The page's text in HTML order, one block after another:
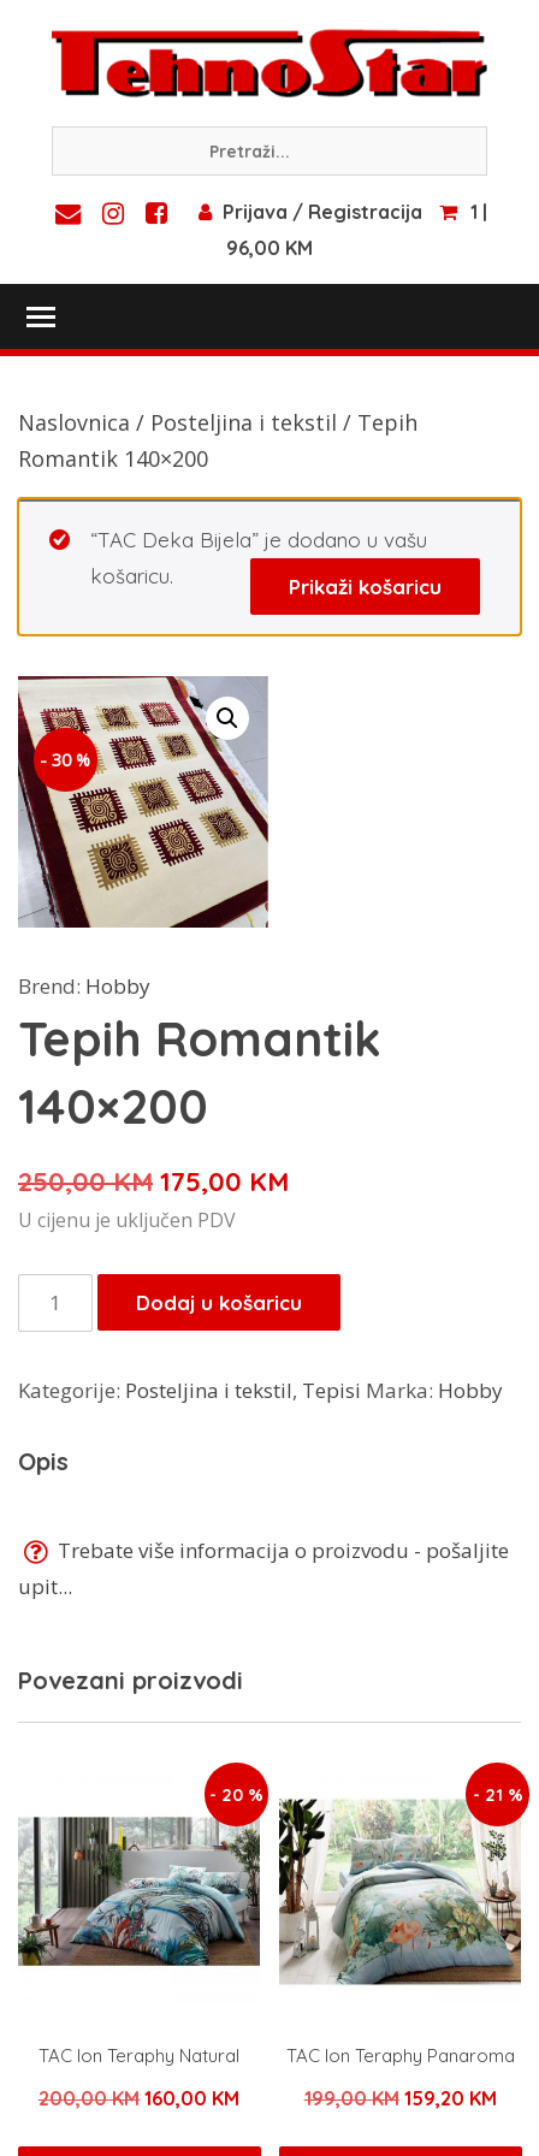
content
Prijava / Registracija
1 |
96,00 KM
Naslovnica / Posteljina i tekstil / Tepih
Romantik 140×200
“TAC Deka Bijela” je dodano u vašu
košaricu.
Prikaži košaricu
- 30 %
Brend: Hobby
Tepih Romantik
140×200
250,00KM Izvorna
cijena
je:
250,00 KM.
175,00 KM
U cijenu je uključen PDV
Tepih
Romantik
količina
Dodaj u košaricu
Kategorije: Posteljina i tekstil, Tepisi Marka: Hobby
Opis
Trebate više informacija o proizvodu - pošaljite
upit...
Povezani proizvodi
- 20 %
TAC Ion Teraphy Natural
200,00KM Izvorna
160,00 KMTrenutna
- 21 %
TAC Ion Teraphy Panaroma
199,00KM Izvorna
159,20 KM